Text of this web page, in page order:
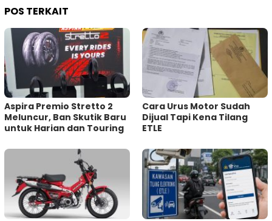
POS TERKAIT
Aspira Premio Stretto 2
Meluncur, Ban Skutik Baru
untuk Harian dan Touring
Cara Urus Motor Sudah
Dijual Tapi Kena Tilang
ETLE